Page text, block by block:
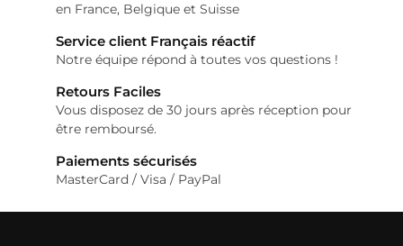
options
peuvent
choisies
du
en France, Belgique et Suisse
Service client Français réactif
Notre équipe répond à toutes vos questions !
Retours Faciles
Vous disposez de 30 jours après réception pour
être remboursé.
Paiements sécurisés
MasterCard / Visa / PayPal